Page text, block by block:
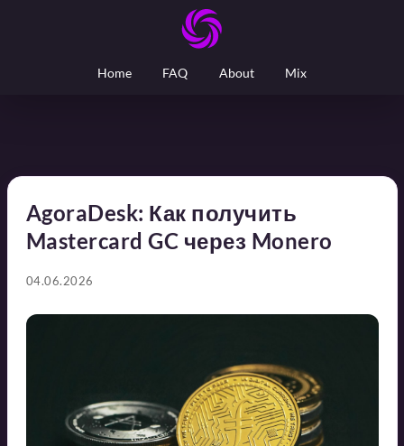
Home FAQ About Mix
AgoraDesk: Как получить
Mastercard GC через Monero
04.06.2026